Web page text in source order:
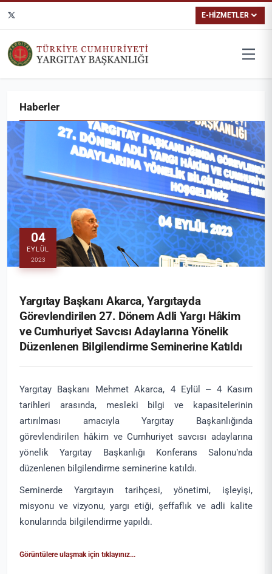
E-HİZMETLER
Haberler
04
EYLÜL
2023
Yargıtay Başkanı Akarca, Yargıtayda
Görevlendirilen 27. Dönem Adli Yargı Hâkim
ve Cumhuriyet Savcısı Adaylarına Yönelik
Düzenlenen Bilgilendirme Seminerine Katıldı
Yargıtay Başkanı Mehmet Akarca, 4 Eylül – 4 Kasım
tarihleri arasında, mesleki bilgi ve kapasitelerinin
artırılması amacıyla Yargıtay Başkanlığında
görevlendirilen hâkim ve Cumhuriyet savcısı adaylarına
yönelik Yargıtay Başkanlığı Konferans Salonu’nda
düzenlenen bilgilendirme seminerine katıldı.
Seminerde Yargıtayın tarihçesi, yönetimi, işleyişi,
misyonu ve vizyonu, yargı etiği, şeffaflık ve adli kalite
konularında bilgilendirme yapıldı.
Görüntülere ulaşmak için tıklayınız...